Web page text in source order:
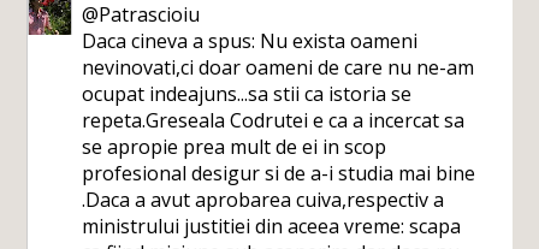
@Patrascioiu
Daca cineva a spus: Nu exista oameni
nevinovati,ci doar oameni de care nu ne-am
ocupat indeajuns...sa stii ca istoria se
repeta.Greseala Codrutei e ca a incercat sa
se apropie prea mult de ei in scop
profesional desigur si de a-i studia mai bine
.Daca a avut aprobarea cuiva,respectiv a
ministrului justitiei din aceea vreme: scapa